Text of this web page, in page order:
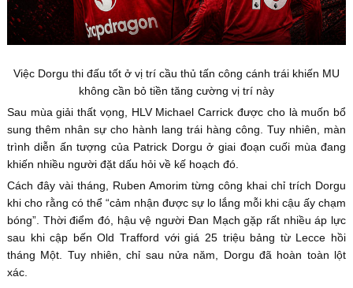
Việc Dorgu thi đấu tốt ở vị trí cầu thủ tấn công cánh trái khiến MU
không cần bỏ tiền tăng cường vị trí này
Sau mùa giải thất vọng, HLV Michael Carrick được cho là muốn bổ
sung thêm nhân sự cho hành lang trái hàng công. Tuy nhiên, màn
trình diễn ấn tượng của Patrick Dorgu ở giai đoạn cuối mùa đang
khiến nhiều người đặt dấu hỏi về kế hoạch đó.
Cách đây vài tháng, Ruben Amorim từng công khai chỉ trích Dorgu
khi cho rằng có thể “cảm nhận được sự lo lắng mỗi khi cậu ấy chạm
bóng”. Thời điểm đó, hậu vệ người Đan Mạch gặp rất nhiều áp lực
sau khi cập bến Old Trafford với giá 25 triệu bảng từ Lecce hồi
tháng Một. Tuy nhiên, chỉ sau nửa năm, Dorgu đã hoàn toàn lột
xác.